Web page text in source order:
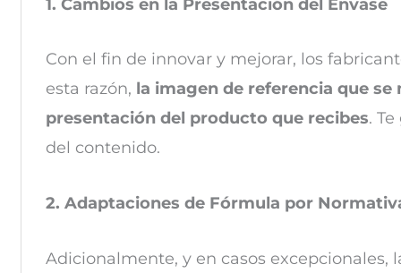
1. Cambios en la Presentación del Envase
Con el fin de innovar y mejorar, los
esta razón, la imagen de referencia que
presentación del producto que recibes.
del contenido.
2. Adaptaciones de Fórmula por
Adicionalmente, y en casos